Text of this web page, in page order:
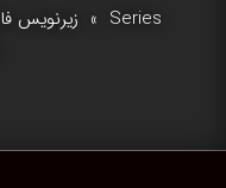
Series